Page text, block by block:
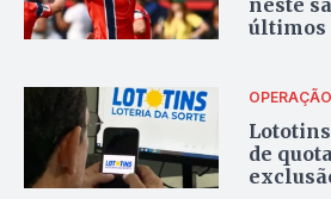
últimos
OPERAÇÃO
de